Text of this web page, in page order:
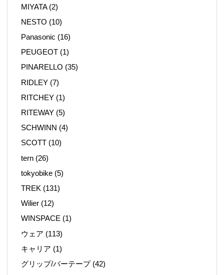
MIYATA(2)
NESTO (10)
Panasonic (16)
PEUGEOT (1)
PINARELLO (35)
RIDLEY (7)
RITCHEY (1)
RITEWAY (5)
SCHWINN (4)
SCOTT (10)
tern (26)
tokyobike (5)
TREK (131)
Wilier (12)
WINSPACE (1)
ウェア (113)
キャリア (1)
グリップ/バーテープ(42)